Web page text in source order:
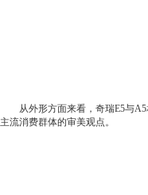
从外形方面来看， 奇瑞E5与A5
主流消费群体的审美观点。